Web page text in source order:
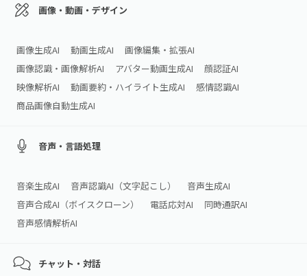
画像・動画・デザイン
画像生成AI 動画生成AI
画像編集・拡張AI
画像認識・画像解析AI
アバター動画生成AI
顔認証AI
映像解析AI
動画要約・ハイライト生成AI
感情認識AI
商品画像自動生成AI
音声・言語処理
音楽生成AI 音声認識AI（文字起こし）
音声生成AI
音声合成AI（ボイスクローン）
電話応対AI
同時通訳AI
音声感情解析AI
チャット・対話